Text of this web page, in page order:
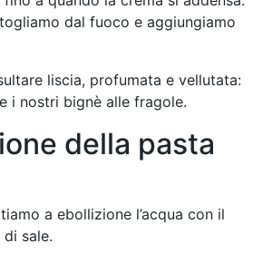
dal fuoco e aggiungiamo
liscia, profumata e vellutata:
i nostri bignè alle fragole.
della pasta
a ebollizione l’acqua con il
sale.